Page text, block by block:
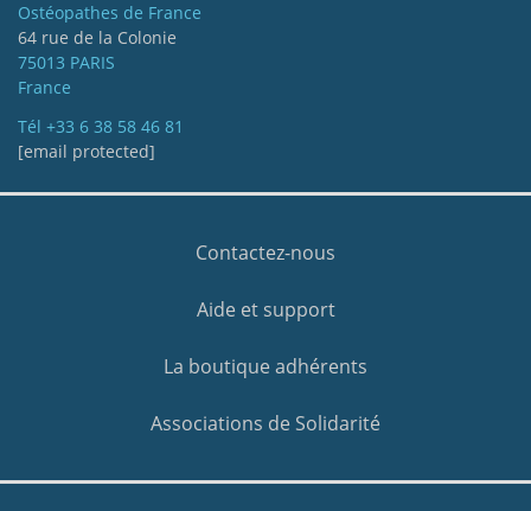
Ostéopathes de France
64 rue de la Colonie
75013 PARIS
France
Tél +33 6 38 58 46 81
[email protected]
Contactez-nous
Aide et support
La boutique adhérents
Associations de Solidarité